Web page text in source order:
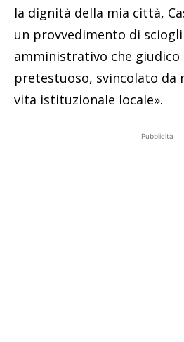
la dignità della mia città,
un provvedimento di
amministrativo che giudico
pretestuoso, svincolato da
vita istituzionale locale».
Pubblicità